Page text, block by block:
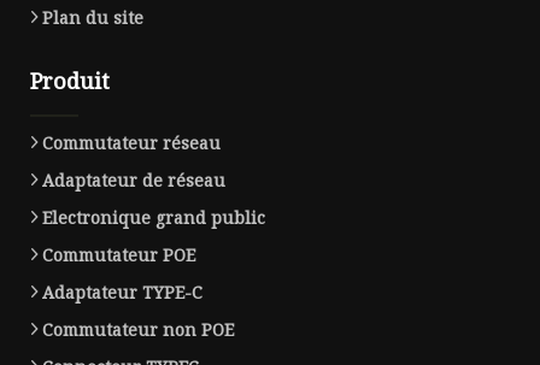
Plan du site
Produit
Commutateur réseau
Adaptateur de réseau
Electronique grand public
Commutateur POE
Adaptateur TYPE-C
Commutateur non POE